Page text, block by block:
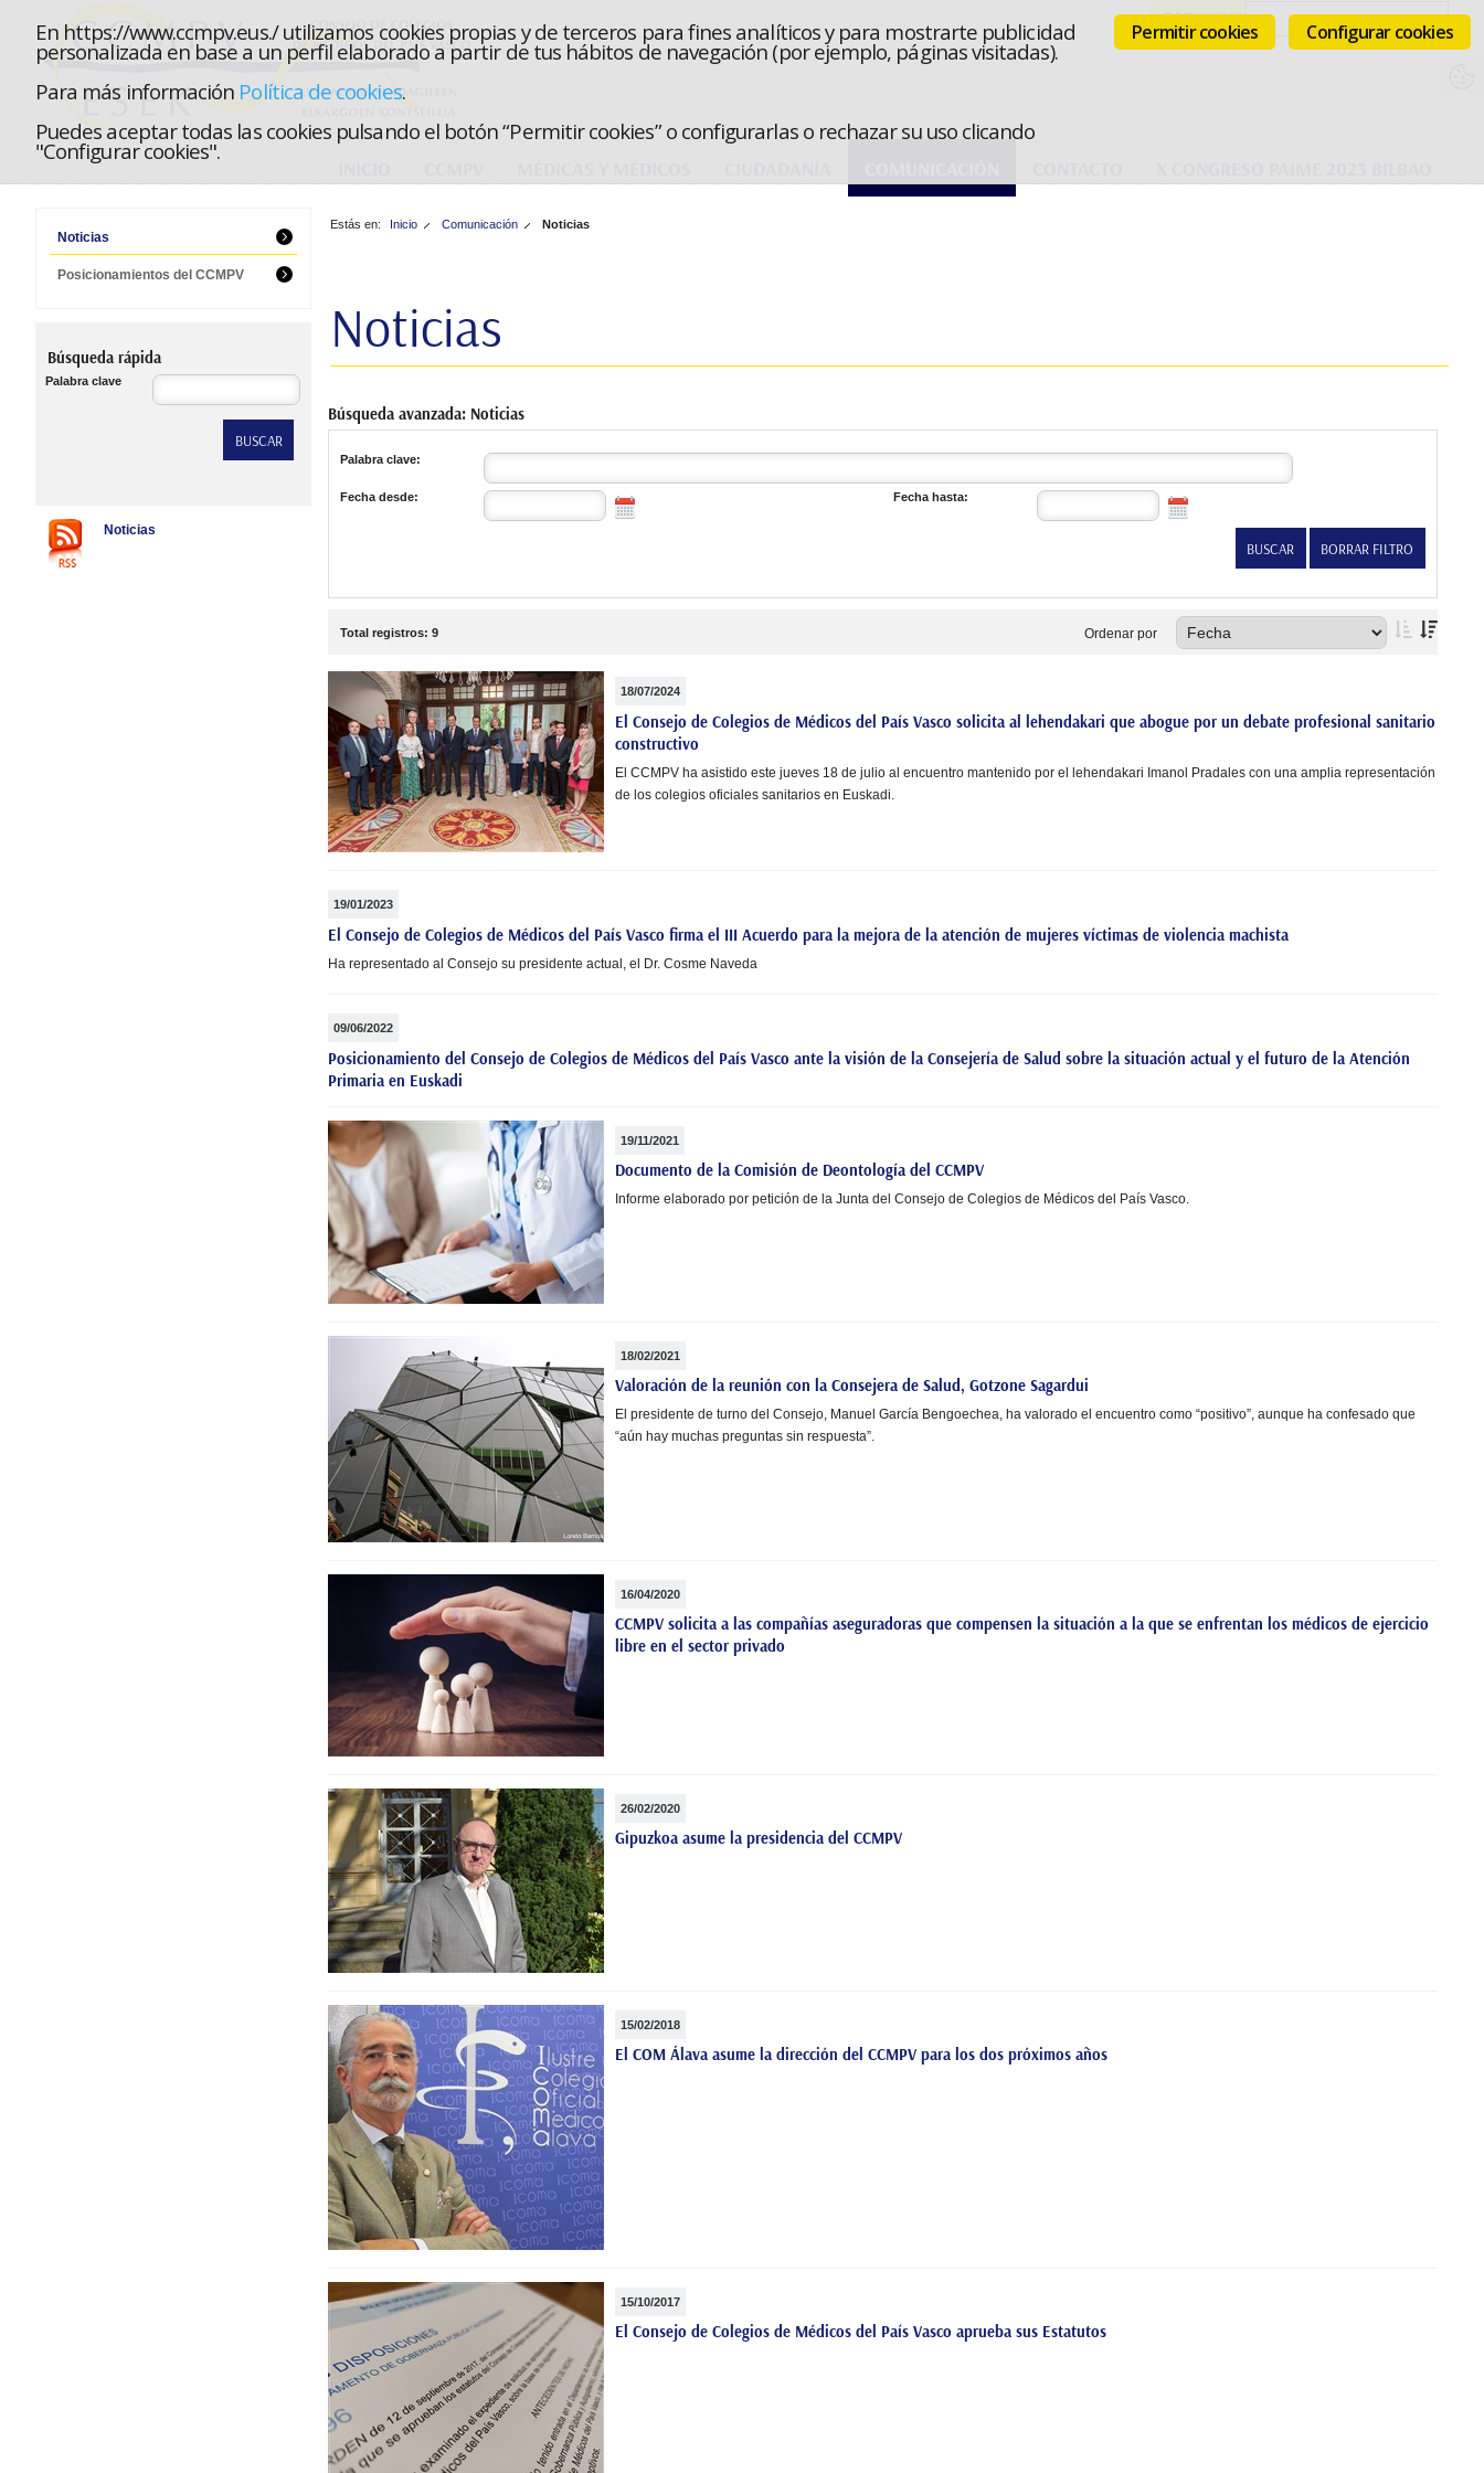
En https://www.ccmpv.eus./ utilizamos cookies propias y de terceros para fines analíticos y para mostrarte publicidad
personalizada en base a un perfil elaborado a partir de tus hábitos de navegación (por ejemplo, páginas visitadas).
Para más información Política de cookies.
Puedes aceptar todas las cookies pulsando el botón “Permitir cookies” o configurarlas o rechazar su uso clicando
"Configurar cookies".
Configurar cookies
Permitir cookies
Estás en: Inicio Comunicación Noticias
Noticias
Búsqueda avanzada: Noticias
Palabra clave:
Fecha desde: Fecha hasta:
Total registros: 9 Ordenar por
18/07/2024
El Consejo de Colegios de Médicos del País Vasco solicita al lehendakari que abogue por un debate profesional sanitario
constructivo
El CCMPV ha asistido este jueves 18 de julio al encuentro mantenido por el lehendakari Imanol Pradales con una amplia representación
de los colegios oficiales sanitarios en Euskadi.
19/01/2023
El Consejo de Colegios de Médicos del País Vasco firma el III Acuerdo para la mejora de la atención de mujeres víctimas de violencia machista
Ha representado al Consejo su presidente actual, el Dr. Cosme Naveda
09/06/2022
Posicionamiento del Consejo de Colegios de Médicos del País Vasco ante la visión de la Consejería de Salud sobre la situación actual y el futuro de la Atención
Primaria en Euskadi
19/11/2021
Documento de la Comisión de Deontología del CCMPV
Informe elaborado por petición de la Junta del Consejo de Colegios de Médicos del País Vasco.
18/02/2021
Valoración de la reunión con la Consejera de Salud, Gotzone Sagardui
El presidente de turno del Consejo, Manuel García Bengoechea, ha valorado el encuentro como “positivo”, aunque ha confesado que
“aún hay muchas preguntas sin respuesta”.
16/04/2020
CCMPV solicita a las compañías aseguradoras que compensen la situación a la que se enfrentan los médicos de ejercicio
libre en el sector privado
26/02/2020
Gipuzkoa asume la presidencia del CCMPV
15/02/2018
El COM Álava asume la dirección del CCMPV para los dos próximos años
15/10/2017
El Consejo de Colegios de Médicos del País Vasco aprueba sus Estatutos
Noticias
Posicionamientos del CCMPV
Búsqueda rápida
Palabra clave
Noticias